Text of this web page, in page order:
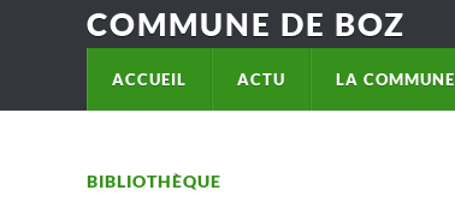
COMMUNE DE BOZ
ACCUEIL ACTU LA COMMUNE
BIBLIOTHÈQUE